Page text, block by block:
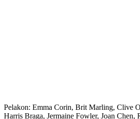
Pelakon: Emma Corin, Brit Marling, Clive
Harris Braga, Jermaine Fowler, Joan Chen,